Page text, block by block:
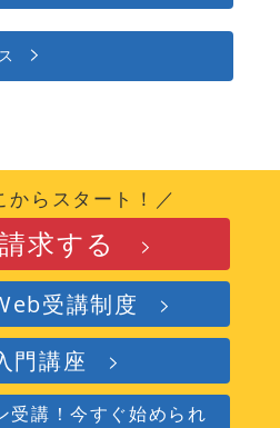
からスタート！／
求する
受講制度
門講座
受講！今すぐ始められ